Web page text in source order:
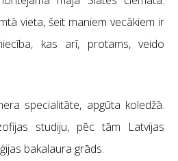
vieta, šeit maniem vecākiem ir
kas arī, protams, veido
specialitāte, apgūta koledžā.
studiju, pēc tām Latvijas
bakalaura grāds.